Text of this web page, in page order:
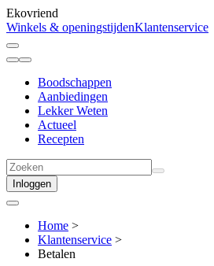
Ekovriend
Winkels & openingstijdenKlantenservice
Boodschappen
Aanbiedingen
Lekker Weten
Actueel
Recepten
Inloggen
Home >
Klantenservice >
Betalen